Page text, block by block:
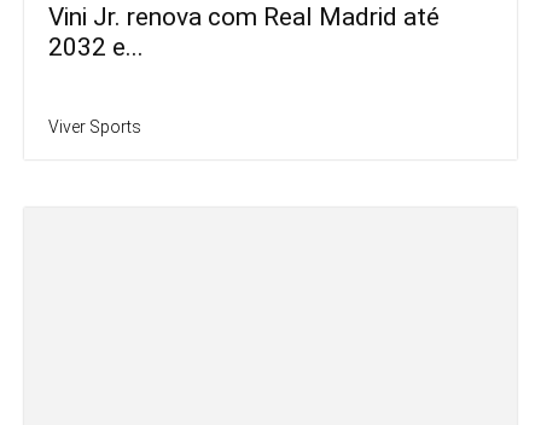
Vini Jr. renova com Real Madrid até
2032 e...
Viver Sports